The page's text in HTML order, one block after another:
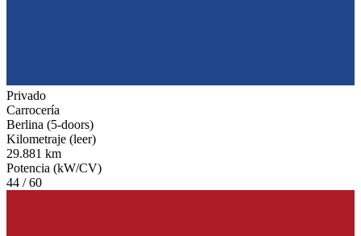
Privado
Carrocería
Berlina (5-doors)
Kilometraje (leer)
29.881 km
Potencia (kW/CV)
44 / 60